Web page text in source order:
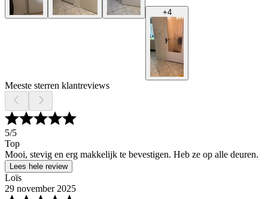
+4
Meeste sterren klantreviews
5/5
Top
Mooi, stevig en erg makkelijk te bevestigen. Heb ze op alle deuren.
Lees hele review
Loïs
29 november 2025